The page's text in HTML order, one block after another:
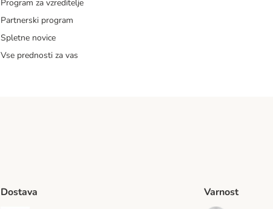
Program za vzreditelje
Partnerski program
Spletne novice
Vse prednosti za vas
Dostava Varnost